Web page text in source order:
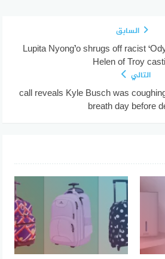
السابق
Lupita Nyong’o shrugs off racist
Helen of Troy
التالي
911 call reveals Kyle Busch was
breath day before